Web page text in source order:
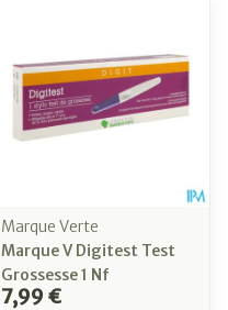
Marque Verte
Marque V Digitest Test
Grossesse 1 Nf
7,99 €